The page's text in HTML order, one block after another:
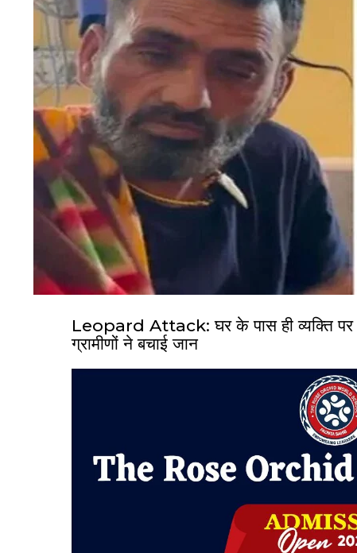
Leopard Attack: घर के पास ही व्यक्ति पर
ग्रामीणों ने बचाई जान